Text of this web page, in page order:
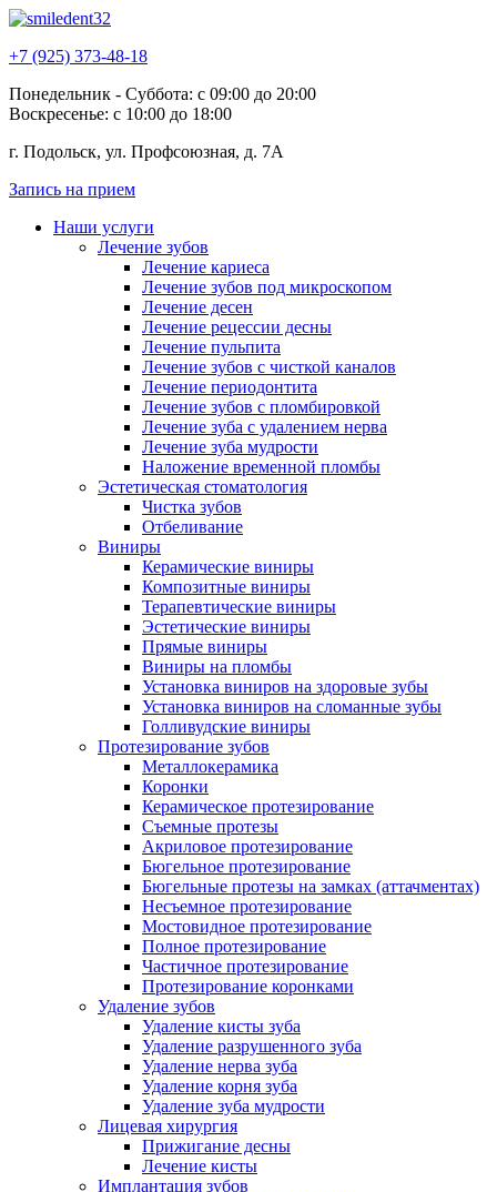
+7 (925) 373-48-18
Понедельник - Суббота: с 09:00 до 20:00
Воскресенье: с 10:00 до 18:00
г. Подольск, ул. Профсоюзная, д. 7А
Запись на прием
Наши услуги
Лечение зубов
Лечение кариеса
Лечение зубов под микроскопом
Лечение десен
Лечение рецессии десны
Лечение пульпита
Лечение зубов с чисткой каналов
Лечение периодонтита
Лечение зубов с пломбировкой
Лечение зуба с удалением нерва
Лечение зуба мудрости
Наложение временной пломбы
Эстетическая стоматология
Чистка зубов
Отбеливание
Виниры
Керамические виниры
Композитные виниры
Терапевтические виниры
Эстетические виниры
Прямые виниры
Виниры на пломбы
Установка виниров на здоровые зубы
Установка виниров на сломанные зубы
Голливудские виниры
Протезирование зубов
Металлокерамика
Коронки
Керамическое протезирование
Съемные протезы
Акриловое протезирование
Бюгельное протезирование
Бюгельные протезы на замках (аттачментах)
Несъемное протезирование
Мостовидное протезирование
Полное протезирование
Частичное протезирование
Протезирование коронками
Удаление зубов
Удаление кисты зуба
Удаление разрушенного зуба
Удаление нерва зуба
Удаление корня зуба
Удаление зуба мудрости
Лицевая хирургия
Прижигание десны
Лечение кисты
Имплантация зубов